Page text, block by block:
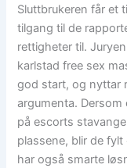
Sluttbrukeren får et
tilgang til de
rettigheter til.
karlstad free sex
god start, og nyttar
argumenta. Dersom
på escorts
plassene, blir de
har også smarte